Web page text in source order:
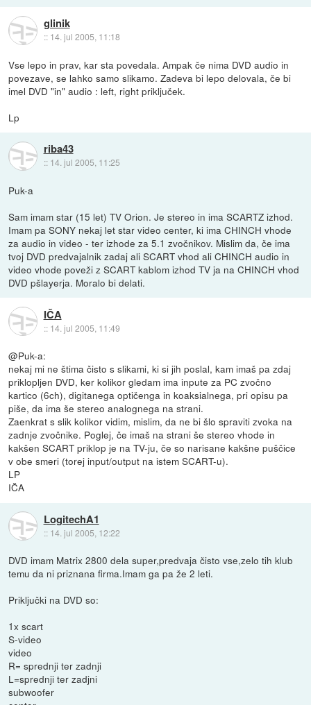
glinik
:: 14. jul 2005, 11:18
Vse lepo in prav, kar sta povedala. Ampak če nima DVD audio in
povezave, se lahko samo slikamo. Zadeva bi lepo delovala, če bi
imel DVD "in" audio : left, right priključek.
Lp
riba43
:: 14. jul 2005, 11:25
Puk-a
Sam imam star (15 let) TV Orion. Je stereo in ima SCARTZ izhod.
Imam pa SONY nekaj let star video center, ki ima CHINCH vhode
za audio in video - ter izhode za 5.1 zvočnikov. Mislim da, če ima
tvoj DVD predvajalnik zadaj ali SCART vhod ali CHINCH audio in
video vhode poveži z SCART kablom izhod TV ja na CHINCH vhod
DVD pšlayerja. Moralo bi delati.
IČA
:: 14. jul 2005, 11:49
@Puk-a:
nekaj mi ne štima čisto s slikami, ki si jih poslal, kam imaš pa zdaj
priklopljen DVD, ker kolikor gledam ima inpute za PC zvočno
kartico (6ch), digitanega optičenga in koaksialnega, pri opisu pa
piše, da ima še stereo analognega na strani.
Zaenkrat s slik kolikor vidim, mislim, da ne bi šlo spraviti zvoka na
zadnje zvočnike. Poglej, če imaš na strani še stereo vhode in
kakšen SCART priklop je na TV-ju, če so narisane kakšne puščice
v obe smeri (torej input/output na istem SCART-u).
LP
IČA
LogitechA1
:: 14. jul 2005, 12:22
DVD imam Matrix 2800 dela super,predvaja čisto vse,zelo tih klub
temu da ni priznana firma.Imam ga pa že 2 leti.
Priključki na DVD so:
1x scart
S-video
video
R= sprednji ter zadnji
L=sprednji ter zadjni
subwoofer